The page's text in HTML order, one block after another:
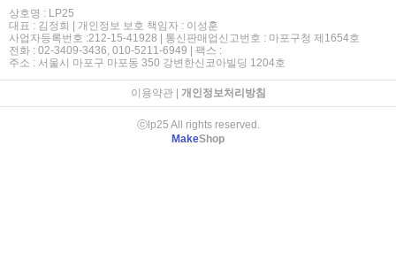
상호명 : LP25
대표 : 김정희 | 개인정보 보호 책임자 : 이성훈
사업자등록번호 :212-15-41928 | 통신판매업신고번호 : 마포구청 제1654호
전화 : 02-3409-3436, 010-5211-6949 | 팩스 :
주소 : 서울시 마포구 마포동 350 강변한신코아빌딩 1204호
이용약관| 개인정보처리방침
ⓒlp25 All rights reserved.
MakeShop